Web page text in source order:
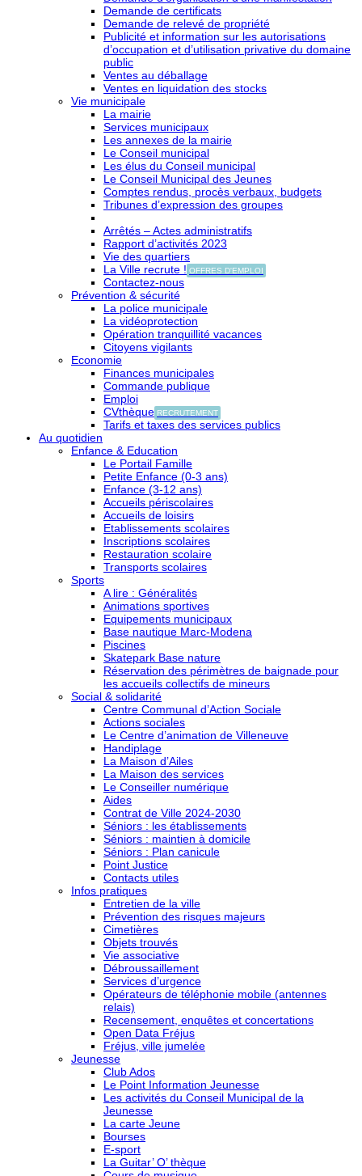
Demande de certificats
Demande de relevé de propriété
Publicité et information sur les autorisations
d’occupation et d’utilisation privative du domaine
public
Ventes au déballage
Ventes en liquidation des stocks
Vie municipale
La mairie
Services municipaux
Les annexes de la mairie
Le Conseil municipal
Les élus du Conseil municipal
Le Conseil Municipal des Jeunes
Comptes rendus, procès verbaux, budgets
Tribunes d’expression des groupes
Arrêtés – Actes administratifs
Rapport d’activités 2023
Vie des quartiers
La Ville recrute ! OFFRES D'EMPLOI
Contactez-nous
Prévention & sécurité
La police municipale
La vidéoprotection
Opération tranquillité vacances
Citoyens vigilants
Economie
Finances municipales
Commande publique
Emploi
CVthèque RECRUTEMENT
Tarifs et taxes des services publics
Au quotidien
Enfance & Education
Le Portail Famille
Petite Enfance (0-3 ans)
Enfance (3-12 ans)
Accueils périscolaires
Accueils de loisirs
Etablissements scolaires
Inscriptions scolaires
Restauration scolaire
Transports scolaires
Sports
A lire : Généralités
Animations sportives
Equipements municipaux
Base nautique Marc-Modena
Piscines
Skatepark Base nature
Réservation des périmètres de baignade pour
les accueils collectifs de mineurs
Social & solidarité
Centre Communal d’Action Sociale
Actions sociales
Le Centre d’animation de Villeneuve
Handiplage
La Maison d’Ailes
La Maison des services
Le Conseiller numérique
Aides
Contrat de Ville 2024-2030
Séniors : les établissements
Séniors : maintien à domicile
Séniors : Plan canicule
Point Justice
Contacts utiles
Infos pratiques
Entretien de la ville
Prévention des risques majeurs
Cimetières
Objets trouvés
Vie associative
Débroussaillement
Services d’urgence
Opérateurs de téléphonie mobile (antennes
relais)
Recensement, enquêtes et concertations
Open Data Fréjus
Fréjus, ville jumelée
Jeunesse
Club Ados
Le Point Information Jeunesse
Les activités du Conseil Municipal de la
Jeunesse
La carte Jeune
Bourses
E-sport
La Guitar’ O’ thèque